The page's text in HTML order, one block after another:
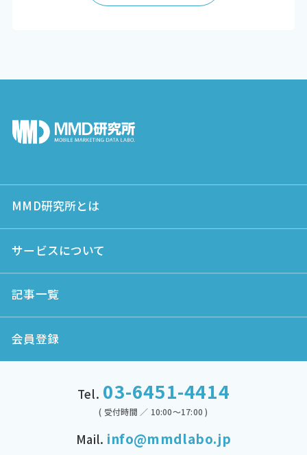
MMD研究所とは
サービスについて
記事一覧
会員登録
Tel. 03-6451-4414
( 受付時間 ／ 10:00～17:00 )
Mail. info@mmdlabo.jp